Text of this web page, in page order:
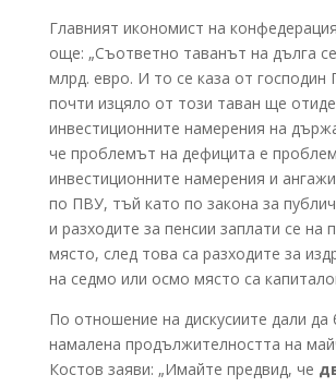
Главният икономист на
още: „Съответно таванът на дълга
млрд. евро. И то се каза от господин
почти изцяло от този таван ще
инвестиционните намерения на
че проблемът на дефицита е
инвестиционните намерения и
по ПВУ, тъй като по закона за
и разходите за пенсии заплати се на
място, след това са разходите за
на седмо или осмо място са
По отношение на дискусиите дали да
намалена продължителността на
Костов заяви: „Имайте предвид, че